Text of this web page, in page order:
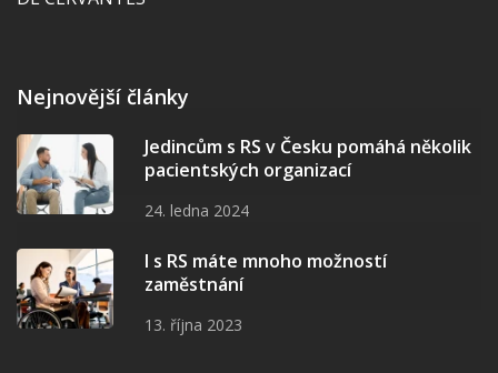
Nejnovější články
Jedincům s RS v Česku pomáhá několik
pacientských organizací
24. ledna 2024
I s RS máte mnoho možností
zaměstnání
13. října 2023